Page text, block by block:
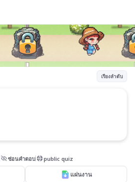
เรียงลำดับ
ซ่อนคำตอบ public quiz
แผ่นงาน